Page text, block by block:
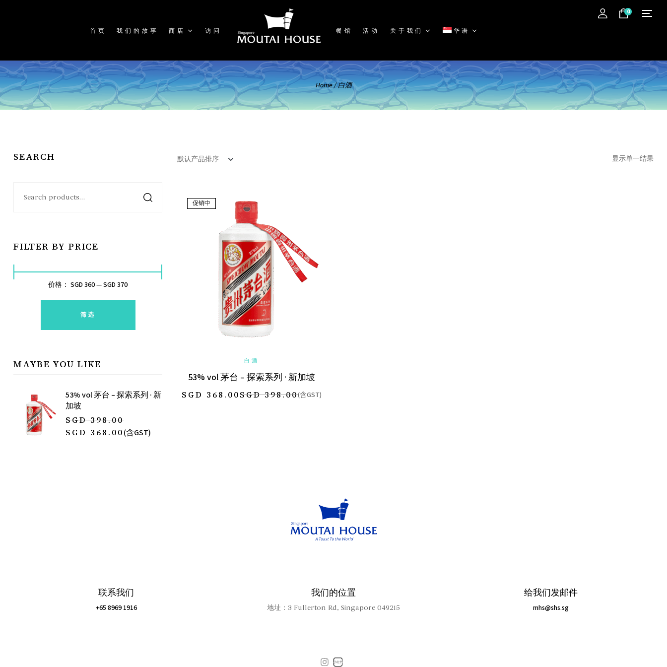
首页 我们的故事 商店 访问 餐馆 活动 关于我们 华语
0
Home/白酒
显示单一结果
促销中
加入购物车
白酒
53% vol 茅台 – 探索系列 · 新加坡
SGD398.00
SGD 368.00 (含GST)
SEARCH
FILTER BY PRICE
筛选
价格： SGD 360—SGD 370
MAYBE YOU LIKE
53% vol 茅台 – 探索系列 · 新
加坡
SGD398.00
SGD 368.00(含GST)
联系我们
+65 8969 1916
我们的位置
地址：3 Fullerton Rd, Singapore 049215
给我们发邮件
mhs@shs.sg
小红书